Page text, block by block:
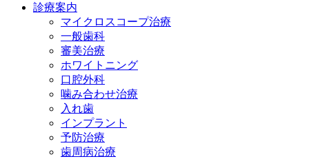
診療案内
マイクロスコープ治療
一般歯科
審美治療
ホワイトニング
口腔外科
噛み合わせ治療
入れ歯
インプラント
予防治療
歯周病治療